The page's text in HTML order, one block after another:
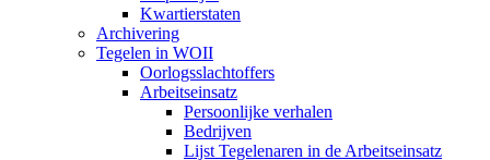
Kwartierstaten
Archivering
Tegelen in WOII
Oorlogsslachtoffers
Arbeitseinsatz
Persoonlijke verhalen
Bedrijven
Lijst Tegelenaren in de Arbeitseinsatz